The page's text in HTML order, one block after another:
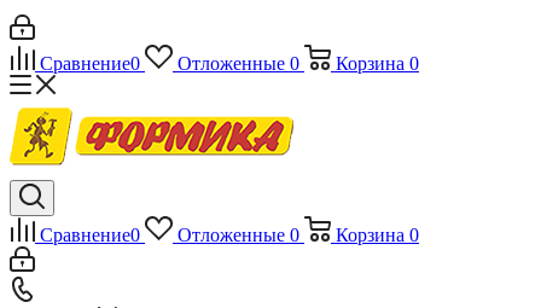
Сравнение0 Отложенные 0 Корзина 0
Сравнение0 Отложенные 0 Корзина 0